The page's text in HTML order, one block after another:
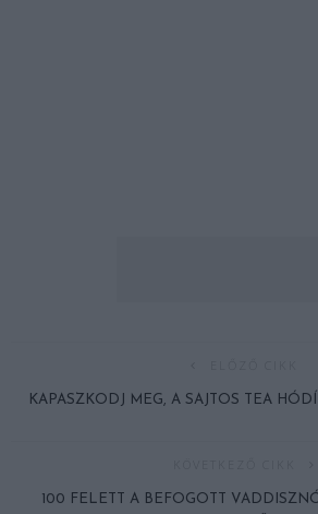
KAPASZKODJ MEG, A SAJTOS TEA
100 FELETT A BEFOGOTT